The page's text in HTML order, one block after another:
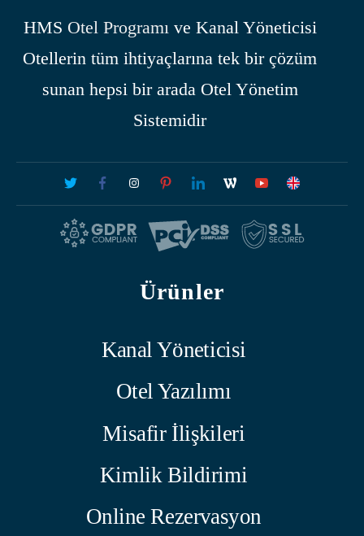
HMS Otel Programıve Kanal Yöneticisi
Otellerin tüm ihtiyaçlarına tek bir çözüm
sunan hepsi bir arada Otel Yönetim
Sistemidir
Ürünler
Kanal Yöneticisi
Otel Yazılımı
Misafir İlişkileri
Kimlik Bildirimi
Online Rezervasyon